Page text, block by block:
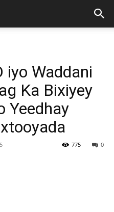
iyo Waddani
Ka Bixiyey
Yeedhay
0
775